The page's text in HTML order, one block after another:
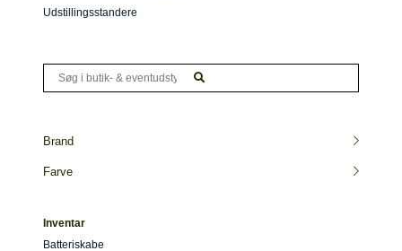
Udstillingsstandere
Brand
Farve
Inventar
Batteriskabe